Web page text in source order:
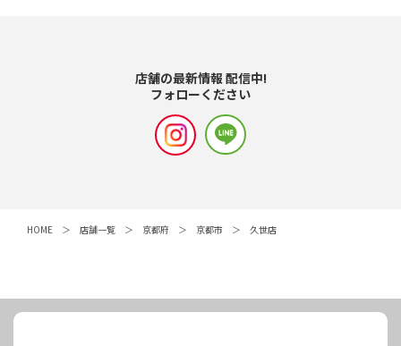
店舗の最新情報 配信中!
フォローください
HOME 店舗一覧 京都府 京都市 久世店